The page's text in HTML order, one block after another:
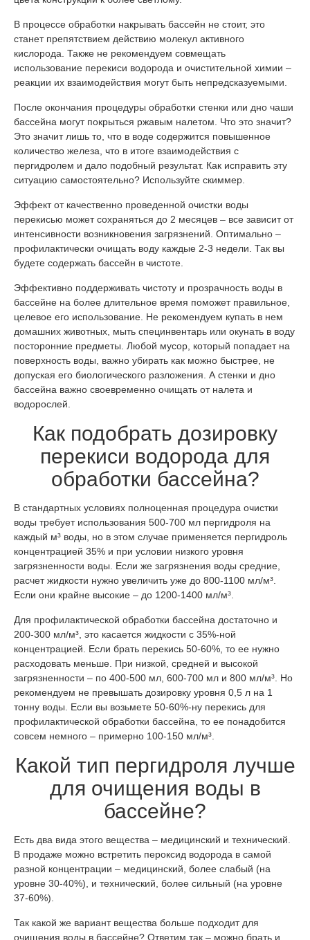
В процессе обработки накрывать бассейн не стоит, это
станет препятствием действию молекул активного
кислорода. Также не рекомендуем совмещать
использование перекиси водорода и очистительной химии –
реакции их взаимодействия могут быть непредсказуемыми.
После окончания процедуры обработки стенки или дно чаши
бассейна могут покрыться ржавым налетом. Что это значит?
Это значит лишь то, что в воде содержится повышенное
количество железа, что в итоге взаимодействия с
пергидролем и дало подобный результат. Как исправить эту
ситуацию самостоятельно? Используйте скиммер.
Эффект от качественно проведенной очистки воды
перекисью может сохраняться до 2 месяцев – все зависит от
интенсивности возникновения загрязнений. Оптимально –
профилактически очищать воду каждые 2-3 недели. Так вы
будете содержать бассейн в чистоте.
Эффективно поддерживать чистоту и прозрачность воды в
бассейне на более длительное время поможет правильное,
целевое его использование. Не рекомендуем купать в нем
домашних животных, мыть специнвентарь или окунать в воду
посторонние предметы. Любой мусор, который попадает на
поверхность воды, важно убирать как можно быстрее, не
допуская его биологического разложения. А стенки и дно
бассейна важно своевременно очищать от налета и
водорослей.
Как подобрать дозировку
перекиси водорода для
обработки бассейна?
В стандартных условиях полноценная процедура очистки
воды требует использования 500-700 мл пергидроля на
каждый м³ воды, но в этом случае применяется пергидроль
концентрацией 35% и при условии низкого уровня
загрязненности воды. Если же загрязнения воды средние,
расчет жидкости нужно увеличить уже до 800-1100 мл/м³.
Если они крайне высокие – до 1200-1400 мл/м³.
Для профилактической обработки бассейна достаточно и
200-300 мл/м³, это касается жидкости с 35%-ной
концентрацией. Если брать перекись 50-60%, то ее нужно
расходовать меньше. При низкой, средней и высокой
загрязненности – по 400-500 мл, 600-700 мл и 800 мл/м³. Но
рекомендуем не превышать дозировку уровня 0,5 л на 1
тонну воды. Если вы возьмете 50-60%-ну перекись для
профилактической обработки бассейна, то ее понадобится
совсем немного – примерно 100-150 мл/м³.
Какой тип пергидроля лучше
для очищения воды в
бассейне?
Есть два вида этого вещества – медицинский и технический.
В продаже можно встретить пероксид водорода в самой
разной концентрации – медицинский, более слабый (на
уровне 30-40%), и технический, более сильный (на уровне
37-60%).
Так какой же вариант вещества больше подходит для
очищения воды в бассейне? Ответим так – можно брать и